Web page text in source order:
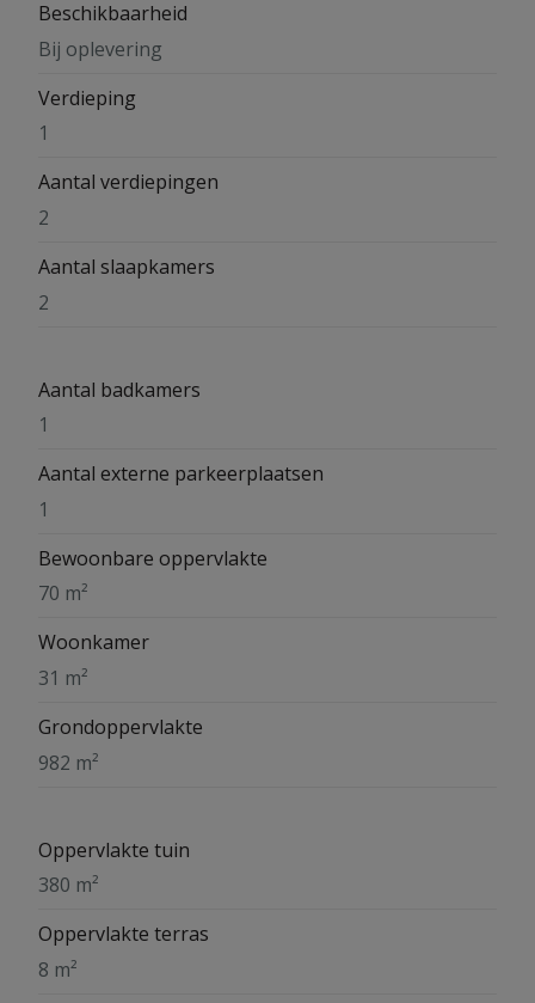
Beschikbaarheid
Bij oplevering
Verdieping
1
Aantal verdiepingen
2
Aantal slaapkamers
2
Aantal badkamers
1
Aantal externe parkeerplaatsen
1
Bewoonbare oppervlakte
70 m²
Woonkamer
31 m²
Grondoppervlakte
982 m²
Oppervlakte tuin
380 m²
Oppervlakte terras
8 m²